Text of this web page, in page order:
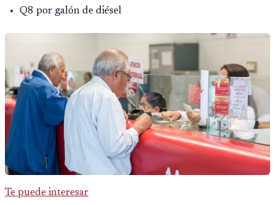
Q8 por galón de diésel
Te puede interesar